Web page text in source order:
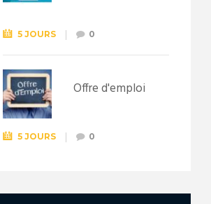
5 JOURS 0
Offre d'emploi
5 JOURS 0